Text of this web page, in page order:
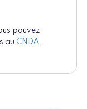
pouvez
au CNDA